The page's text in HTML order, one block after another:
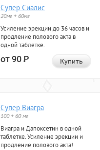
Супер Сиалис
20мг + 60мг
Усиление эрекции до 36 часов и
продление полового акта в
одной таблетке.
от 90Р Купить
Супер Виагра
100 + 60 мг
Виагра и Дапоксетин в одной
таблетке. Усиление эрекции и
продление полового акта!